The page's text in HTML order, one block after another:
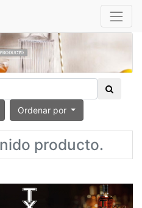
Ordenar por
producto.